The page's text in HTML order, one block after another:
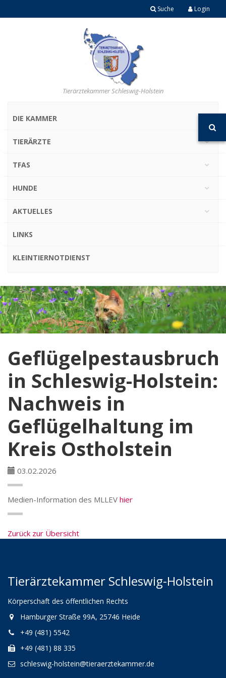
Login
Suche
Tierärztekammer Schleswig-Holstein
DIE KAMMER
TIERÄRZTE
TFAS
HUNDE
AKTUELLES
LINKS
KLEINTIERNOTDIENST
Geflügelpestausbruch
in Schleswig-Holstein:
Nachweis in
Geflügelhaltung im
Kreis Ostholstein
03.02.2026
Medien-Information des MLLEV hier
Zurück zur Übersicht
Tierärztekammer Schleswig-Holstein
Körperschaft des öffentlichen Rechts
Hamburger Straße 99A, 25746 Heide
+49 (481) 5542
+49 (481) 88 335
schleswig-holstein@tieraerztekammer.de